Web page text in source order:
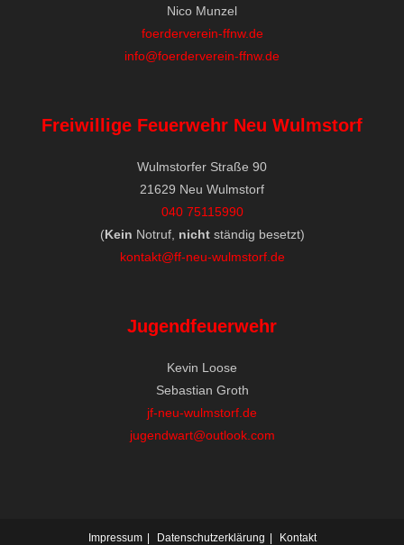
Nico Munzel
foerderverein-ffnw.de
info@foerderverein-ffnw.de
Freiwillige Feuerwehr Neu Wulmstorf
Wulmstorfer Straße 90
21629 Neu Wulmstorf
040 75115990
(Kein Notruf, nicht ständig besetzt)
kontakt@ff-neu-wulmstorf.de
Jugendfeuerwehr
Kevin Loose
Sebastian Groth
jf-neu-wulmstorf.de
jugendwart@outlook.com
Impressum Datenschutzerklärung Kontakt